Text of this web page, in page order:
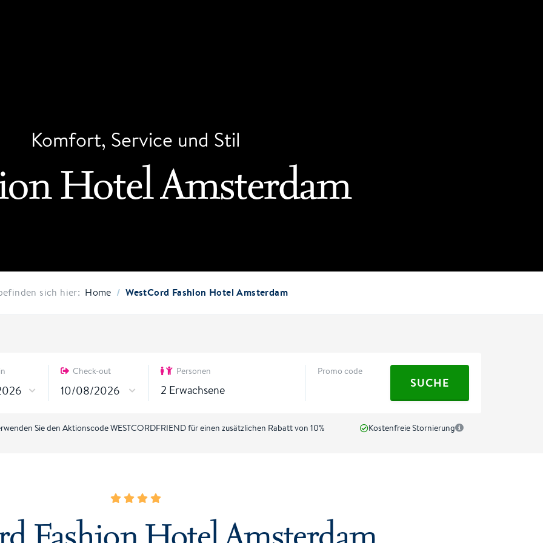
Komfort, Service und Stil
Hotel Amsterdam
sich hier: Home / WestCord Fashion Hotel Amsterdam
Check-out Personen
2 Erwachsene
Promo code
SUCHE
Sie den Aktionscode WESTCORDFRIEND für einen zusätzlichen Rabatt von 10% Kostenfreie Stornierung